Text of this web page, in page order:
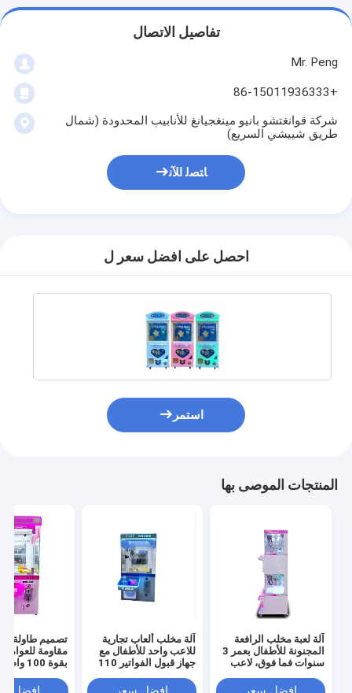
المنزل
المنتجات
تفاصيل الاتصال
Mr. Peng
+86-15011936333
شركة قوانغتشو بانيو مينغجيانغ للأنابيب المحدودة (شمال
طريق شييشي السريع)
ﺎﺘﺼﻟ ﺍﻶﻧ
احصل على افضل سعر ل
استمر
المنتجات الموصى بها
آلة لعبة مخلب الرافعة
المجنونة للأطفال بعمر 3
سنوات فما فوق، لاعب
آلة مخلب ألعاب تجارية
للاعب واحد للأطفال مع
جهاز قبول الفواتير 110
تصميم طاولة
مقاومة للعوامل
بقوة 100